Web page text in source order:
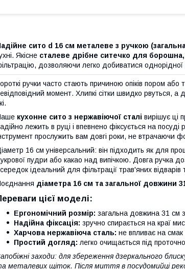
сито d 16 см металеве з ручкою
Якісне сталеве дрібне ситечко для
дозволяючи легко добиватися однорідної
ручки часто стають причиною опіків пором
момент. Хлипкі сітки швидко
кухонне сито з нержавіючої сталі вирішує ці
лежить в руці і впевнено фіксується на
прослужить вам довгі роки, не втрачаючи
16 см універсальний: він підходить як для
пудри або какао над випічкою. Довга ручка
ідеальний для фільтрації трав'яних
діаметра 16 см та загальної довжини
цієї моделі:
Ергономічний розмір: загальна довжина 31 см
Надійна фіксація: зручно спирається на краї
Харчова нержавіюча сталь: не впливає на смак
Простий догляд: легко очищається під
заходи: для збереження дзеркального
металевих щіток. Після миття в посудомийці